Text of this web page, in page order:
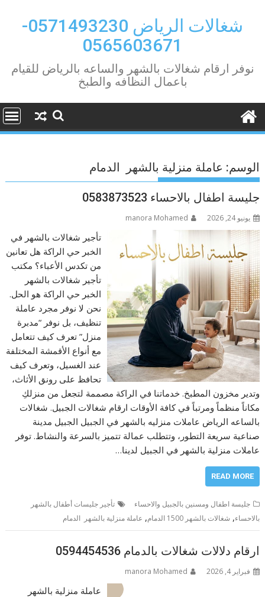
content
شغالات الرياض 0571493230-
0565603671
نوفر ارقام شغالات بالشهر والساعه بالرياض للقيام
باعمال النظافه والطبخ
الوسم: عاملة منزلية بالشهر الدمام
جليسة اطفال بالاحساء 0583873523
يونيو 24, 2026 manora Mohamed
تأجير شغالات بالشهر في
الخبر حي الراكة هل تعانين
من تكدس الأعباء؟ مكتب
تأجير شغالات بالشهر
الخبر حي الراكة هو الحل.
نحن لا نوفر مجرد عاملة
تنظيف، بل نوفر “مدبرة
منزل” تعرف كيف تتعامل
مع أنواع الأقمشة المختلفة
عند الغسيل، وتعرف كيف
تحافظ على رونق الأثاث،
وتدير مخزون المطبخ. خدماتنا في الراكة مصممة لتجعل من منزلكِ
مكاناً منظماً ومرتباً في كافة الأوقات ارقام شغالات الجبيل. شغالات
بالساعه الرياض عاملات منزليه بالشهر في الجبيل الجبيل مدينة
صناعية سريعة التطور، وتتطلب عمالة تتميز بالسرعة والنشاط. توفر
عاملات منزلية بالشهر في الجبيل لدينا…
READ MORE
جليسة اطفال ومسنين بالجبيل والاحساء
تأجير جليسات أطفال بالشهر
بالاحساء, شغالات بالشهر 1500 الدمام , عاملة منزلية بالشهر الدمام
ارقام دلالات شغالات بالدمام 0594454536
فبراير 4, 2026 manora Mohamed
عاملة منزلية بالشهر